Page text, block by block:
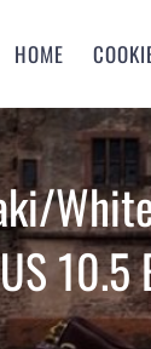
HOME
10.5